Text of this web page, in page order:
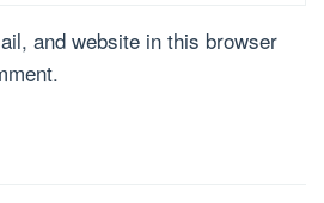
and website in this browser